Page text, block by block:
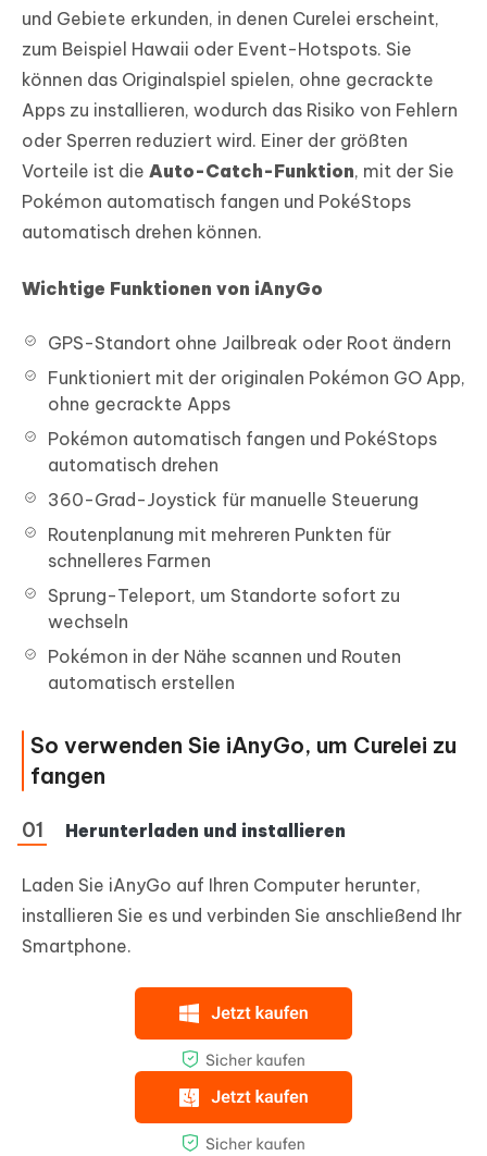
und Gebiete erkunden, in denen Curelei erscheint,
zum Beispiel Hawaii oder Event-Hotspots. Sie
können das Originalspiel spielen, ohne gecrackte
Apps zu installieren, wodurch das Risiko von Fehlern
oder Sperren reduziert wird. Einer der größten
Vorteile ist die Auto-Catch-Funktion, mit der Sie
Pokémon automatisch fangen und PokéStops
automatisch drehen können.
Wichtige Funktionen von iAnyGo
GPS-Standort ohne Jailbreak oder Root ändern
Funktioniert mit der originalen Pokémon GO App,
ohne gecrackte Apps
Pokémon automatisch fangen und PokéStops
automatisch drehen
360-Grad-Joystick für manuelle Steuerung
Routenplanung mit mehreren Punkten für
schnelleres Farmen
Sprung-Teleport, um Standorte sofort zu
wechseln
Pokémon in der Nähe scannen und Routen
automatisch erstellen
So verwenden Sie iAnyGo, um Curelei zu
fangen
Herunterladen und installieren
Laden Sie iAnyGo auf Ihren Computer herunter,
installieren Sie es und verbinden Sie anschließend Ihr
Smartphone.